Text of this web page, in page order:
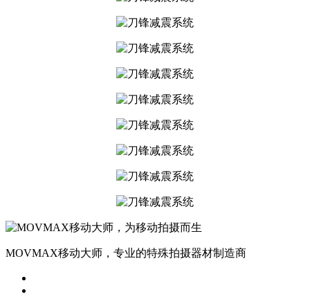
MOVMAX移动大师，专业的特殊拍摄器材制造商